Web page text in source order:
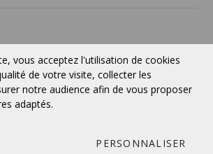
vous acceptez l'utilisation de cookies
de votre visite, collecter les
notre audience afin de vous proposer
adaptés.
PERSONNALISER